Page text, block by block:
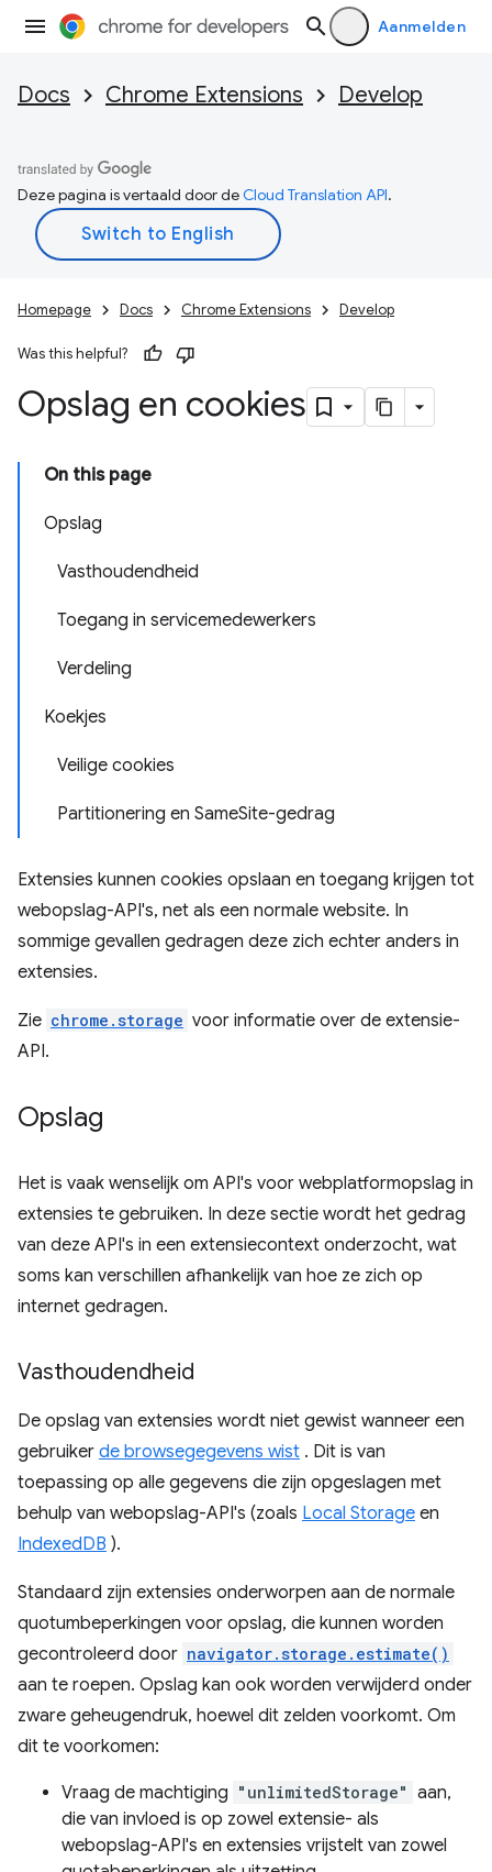
Aanmelden
Docs Chrome Extensions Develop
Deze pagina is vertaald door deCloud Translation API.
Homepage Docs Chrome Extensions Develop
Was this helpful?
Opslag en cookies
On this page
Opslag
Vasthoudendheid
Toegang in servicemedewerkers
Verdeling
Koekjes
Veilige cookies
Partitionering en SameSite-gedrag
Extensies kunnen cookies opslaan en toegang krijgen tot
webopslag-API's, net als een normale website. In
sommige gevallen gedragen deze zich echter anders in
extensies.
Zie chrome.storage voor informatie over de extensie-
API.
Opslag
Het is vaak wenselijk om API's voor webplatformopslag in
extensies te gebruiken. In deze sectie wordt het gedrag
van deze API's in een extensiecontext onderzocht, wat
soms kan verschillen afhankelijk van hoe ze zich op
internet gedragen.
Vasthoudendheid
De opslag van extensies wordt niet gewist wanneer een
gebruiker de browsegegevens wist . Dit is van
toepassing op alle gegevens die zijn opgeslagen met
behulp van webopslag-API's (zoals Local Storage en
IndexedDB ).
Standaard zijn extensies onderworpen aan de normale
quotumbeperkingen voor opslag, die kunnen worden
gecontroleerd door navigator.storage.estimate()
aan te roepen. Opslag kan ook worden verwijderd onder
zware geheugendruk, hoewel dit zelden voorkomt. Om
dit te voorkomen:
Vraag de machtiging "unlimitedStorage" aan,
die van invloed is op zowel extensie- als
webopslag-API's en extensies vrijstelt van zowel